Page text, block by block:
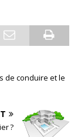
de conduire et le
?